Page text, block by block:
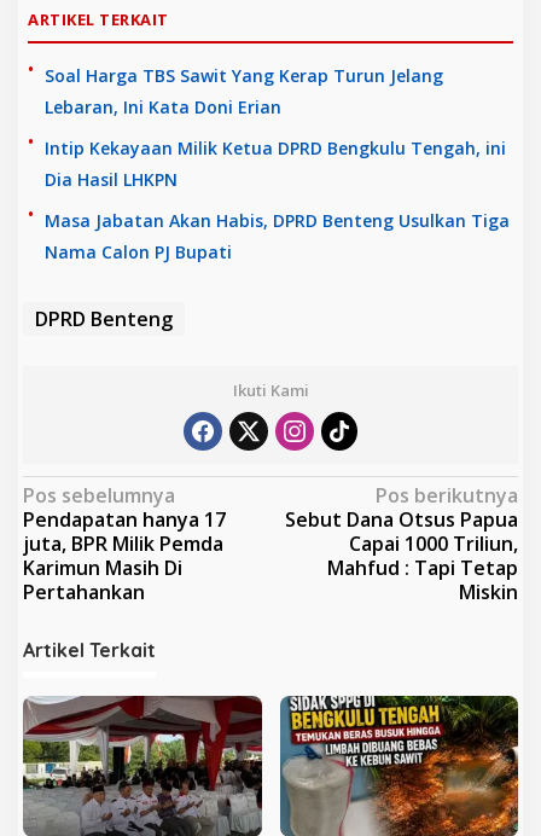
ARTIKEL TERKAIT
Soal Harga TBS Sawit Yang Kerap Turun Jelang
Lebaran, Ini Kata Doni Erian
Intip Kekayaan Milik Ketua DPRD Bengkulu Tengah, ini
Dia Hasil LHKPN
Masa Jabatan Akan Habis, DPRD Benteng Usulkan Tiga
Nama Calon PJ Bupati
DPRD Benteng
Ikuti Kami
N
a
v
i
g
a
s
i
p
o
Pos sebelumnya
Pendapatan hanya 17
juta, BPR Milik Pemda
Karimun Masih Di
Pertahankan
Pos berikutnya
Sebut Dana Otsus Papua
Capai 1000 Triliun,
Mahfud : Tapi Tetap
Miskin
Artikel Terkait